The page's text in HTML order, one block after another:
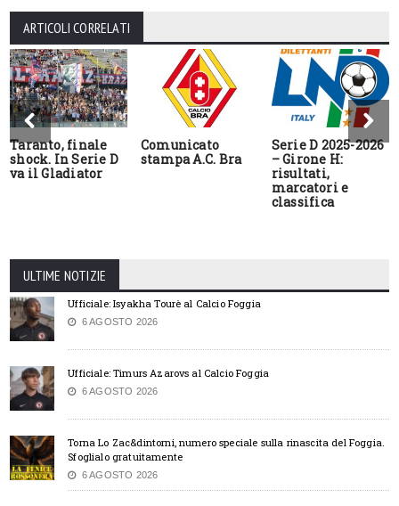
ARTICOLI CORRELATI
Taranto, finale
shock. In Serie D
va il Gladiator
Comunicato
stampa A.C. Bra
Serie D 2025-2026
– Girone H:
risultati,
marcatori e
classifica
ULTIME NOTIZIE
Ufficiale: Isyakha Tourè al Calcio Foggia
6 AGOSTO 2026
Ufficiale: Timurs Azarovs al Calcio Foggia
6 AGOSTO 2026
Torna Lo Zac&dintorni, numero speciale sulla rinascita del Foggia.
Sfoglialo gratuitamente
6 AGOSTO 2026